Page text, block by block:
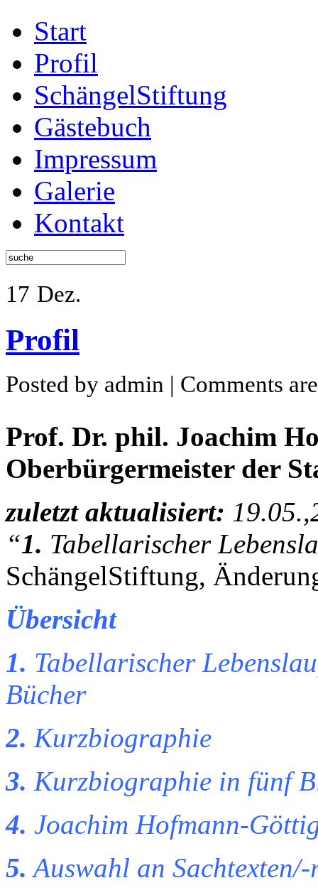
Start
Profil
SchängelStiftung
Gästebuch
Impressum
Galerie
Kontakt
17 Dez.
Profil
Posted by admin | Comments
Prof. Dr. phil. Joachim
Oberbürgermeister der
zuletzt aktualisiert:
“1. Tabellarischer
SchängelStiftung,
Übersicht
1. Tabellarischer
Bücher
2. Kurzbiographie
3. Kurzbiographie in fünf
4. Joachim Hofmann-
5. Auswahl an Sachtexten/-